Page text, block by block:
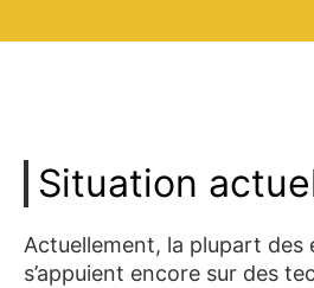
Situation
Actuellement, la plupart des
s’appuient encore sur des